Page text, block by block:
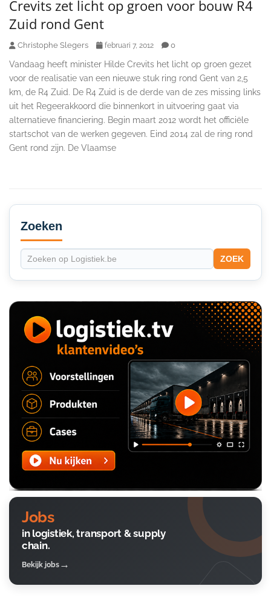
Crevits zet licht op groen voor bouw R4
Zuid rond Gent
Christophe Slegers februari 7, 2012 0
Vandaag heeft minister Hilde Crevits het licht op groen gezet
voor de realisatie van een nieuwe stuk ring rond Gent van 2,5
km, de R4 Zuid. De R4 Zuid is de derde van de zes missing links
uit het Regeerakkoord die binnenkort in uitvoering gaat via
alternatieve financiering. Begin maart 2012 wordt het officiële
startschot van de werken gegeven. Eind 2014 zal de ring rond
Gent rond zijn. De Vlaamse
Secondary
Sidebar
Zoeken
ZOEK
Jobs
in logistiek, transport & supply
chain.
Bekijk jobs